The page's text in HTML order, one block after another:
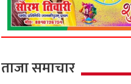
ताजा समाचार